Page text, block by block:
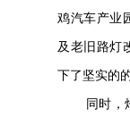
鸡汽车产业
及老旧路灯
下了坚实的
同时，